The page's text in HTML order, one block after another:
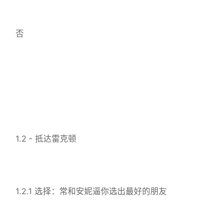
否
1.2 - 抵达雷克顿
1.2.1 选择：常和安妮逼你选出最好的朋友